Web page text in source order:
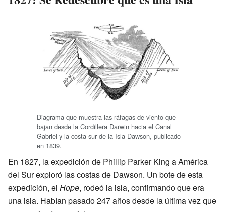
Diagrama que muestra las ráfagas de viento que
bajan desde la Cordillera Darwin hacia el Canal
Gabriel y la costa sur de la Isla Dawson, publicado
en 1839.
En 1827, la expedición de Phillip Parker King a América
del Sur exploró las costas de Dawson. Un bote de esta
expedición, el Hope, rodeó la isla, confirmando que era
una isla. Habían pasado 247 años desde la última vez que